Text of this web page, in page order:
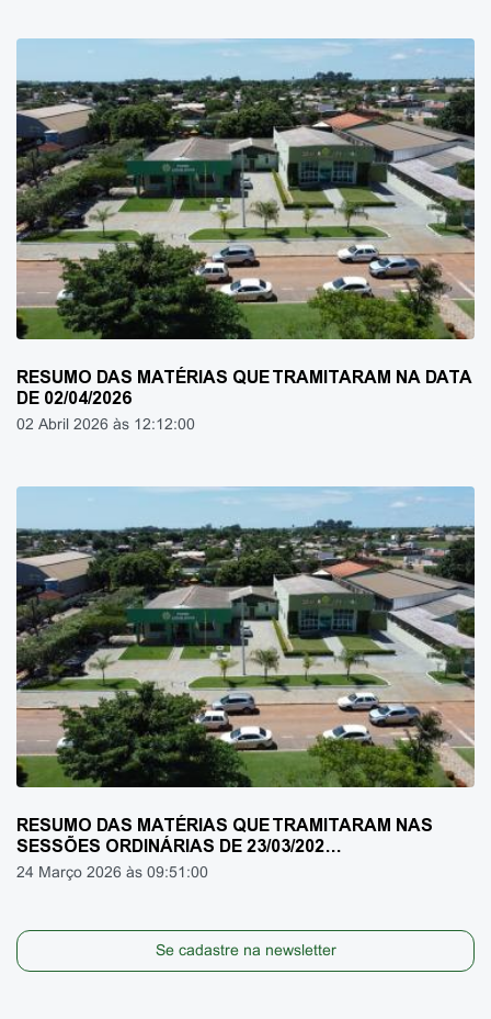
RESUMO DAS MATÉRIAS QUE TRAMITARAM NA DATA
DE 02/04/2026
02 Abril 2026 às 12:12:00
RESUMO DAS MATÉRIAS QUE TRAMITARAM NAS
SESSÕES ORDINÁRIAS DE 23/03/202…
24 Março 2026 às 09:51:00
Se cadastre na newsletter